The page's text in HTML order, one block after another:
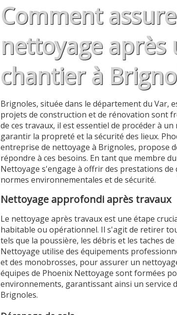
Comment
nettoyage après
chantier à
Brignoles, située dans le département du Var,
projets de construction et de rénovation sont
de ces travaux, il est essentiel de procéder à
garantir la propreté et la sécurité des lieux.
entreprise de nettoyage à Brignoles, propose
répondre à ces besoins. En tant que membre
Nettoyage s'engage à offrir des prestations de
normes environnementales et de sécurité.
Nettoyage approfondi après travaux
Le nettoyage après travaux est une étape
habitable ou opérationnel. Il s'agit de retirer
tels que la poussière, les débris et les taches
Nettoyage utilise des équipements
et des monobrosses, pour assurer un
équipes de Phoenix Nettoyage sont formées
environnements, garantissant ainsi un service
Brignoles.